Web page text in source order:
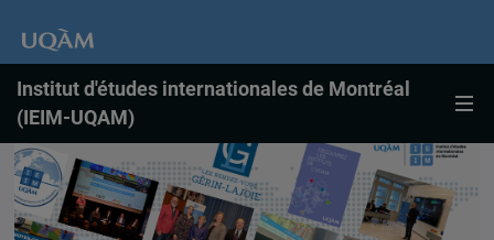
Institut d'études internationales de Montréal
(IEIM-UQAM)